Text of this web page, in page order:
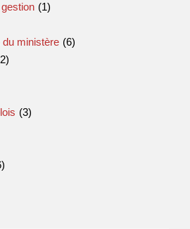
(1)
du ministère (6)
(3)